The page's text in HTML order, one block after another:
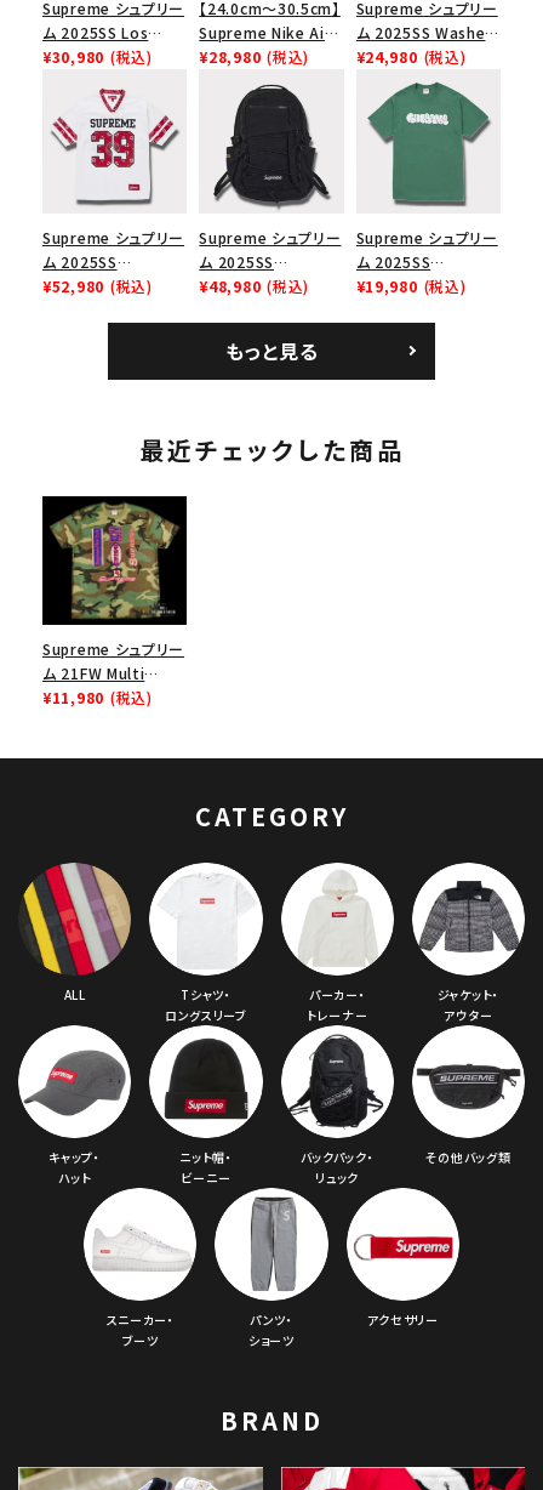
Supreme シュプリー
ム 2025SS Los
Angeles Fire Relief
イヤーリリーフボック
スロゴTシャツ ホワ
イト 白
¥30,980 (税込)
【24.0cm～30.5cm】
Supreme Nike Air
Force 1 Low シュプ
リーム ナイキエアフォ
ース１スニーカー シ
ューズ ホワイト
¥28,980 (税込)
Supreme シュプリー
ム 2025SS Washed
Chino Twill Camp
Cap ウォッシュチノツ
イルキャンプキャップ
ブラック 黒
¥24,980 (税込)
Supreme シュプリー
ム 2025SS
Bandana Football
¥52,980 (税込)
Supreme シュプリー
ム 2025SS
Backpack バックパッ
¥48,980 (税込)
Supreme シュプリー
ム 2025SS
Homerun Tee ホー
¥19,980 (税込)
もっと見る
最近チェックした商品
Supreme シュプリー
ム 21FW Multi
Logos Tee マルチロ
¥11,980 (税込)
CATEGORY
ALL
Tシャツ・
ロングスリーブ
パーカー・
トレーナー
ジャケット・
アウター
キャップ・
ハット
ニット帽・
ビーニー
バックパック・
リュック
その他バッグ類
スニーカー・
ブーツ
パンツ・
ショーツ
アクセサリー
BRAND